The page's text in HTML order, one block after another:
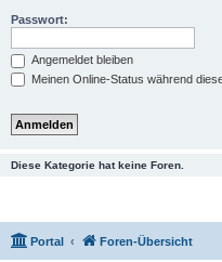
Passwort:
Angemeldet bleiben
Meinen Online-Status während
Diese Kategorie hat keine Foren.
Portal Foren-Übersicht